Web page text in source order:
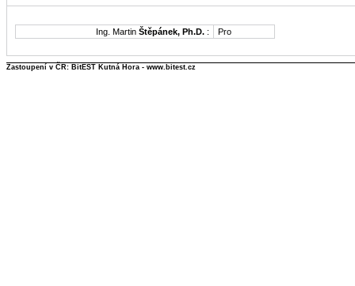
Ing. Martin Štěpánek, Ph.D. : Pro
Zastoupení v ČR: BitEST Kutná Hora - www.bitest.cz